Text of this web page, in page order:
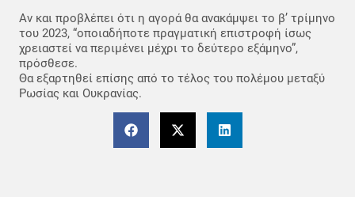
Αν και προβλέπει ότι η αγορά θα ανακάμψει το β’ τρίμηνο
του 2023, “οποιαδήποτε πραγματική επιστροφή ίσως
χρειαστεί να περιμένει μέχρι το δεύτερο εξάμηνο”,
πρόσθεσε.
Θα εξαρτηθεί επίσης από το τέλος του πολέμου μεταξύ
Ρωσίας και Ουκρανίας.